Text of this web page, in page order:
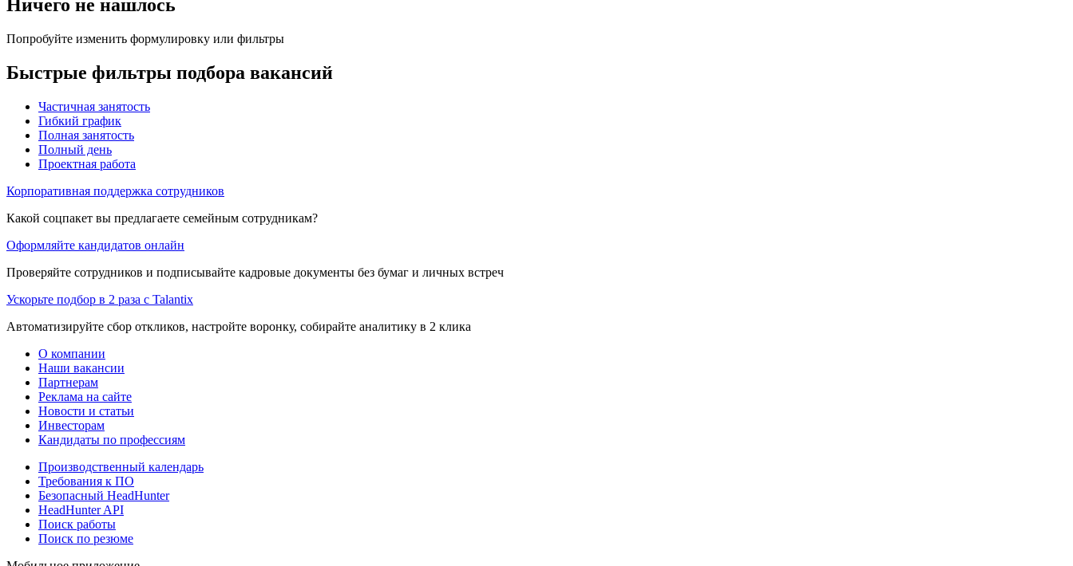
Ничего не нашлось
Попробуйте изменить формулировку или фильтры
Быстрые фильтры подбора вакансий
Частичная занятость
Гибкий график
Полная занятость
Полный день
Проектная работа
Корпоративная поддержка сотрудников
Какой соцпакет вы предлагаете семейным сотрудникам?
Оформляйте кандидатов онлайн
Проверяйте сотрудников и подписывайте кадровые документы без бумаг и личных встреч
Ускорьте подбор в 2 раза с Talantix
Автоматизируйте сбор откликов, настройте воронку, собирайте аналитику в 2 клика
О компании
Наши вакансии
Партнерам
Реклама на сайте
Новости и статьи
Инвесторам
Кандидаты по профессиям
Производственный календарь
Требования к ПО
Безопасный HeadHunter
HeadHunter API
Поиск работы
Поиск по резюме